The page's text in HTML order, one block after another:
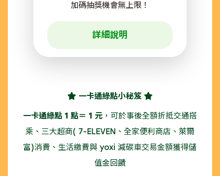
加碼抽獎機會無上限！
詳細說明
一卡通綠點小秘笈
一卡通綠點 1 點＝ 1 元，可於事後全額折抵交通搭
乘、三大超商( 7-ELEVEN、全家便利商店、萊爾
富)消費、生活繳費與 yoxi 減碳車交易金額獲得儲
值金回饋